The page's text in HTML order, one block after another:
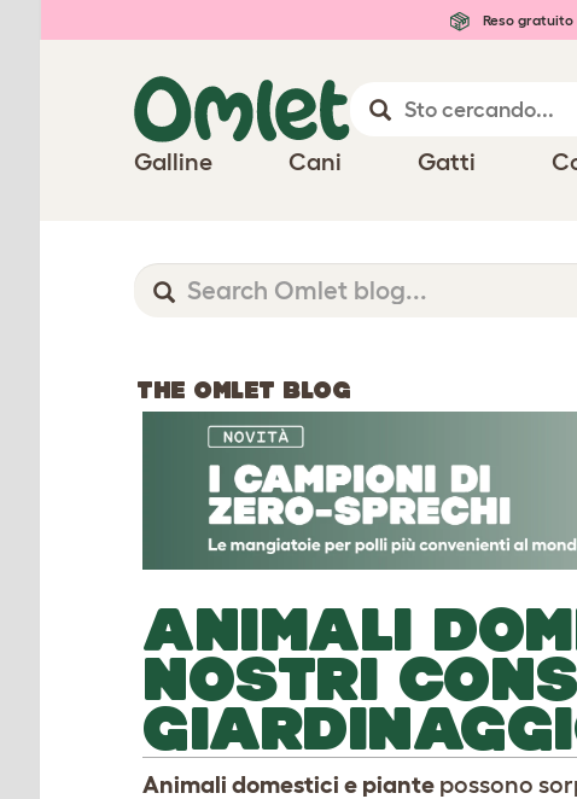
Reso gratuito
Galline Cani Gatti
THE OMLET BLOG
ANIMALI
NOSTRI
Animali domestici e piante possono